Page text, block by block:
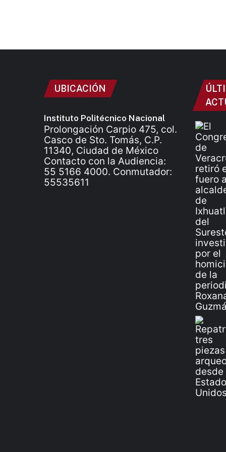
UBICACIÓN
Instituto Politécnico Nacional
Prolongación Carpio 475, col.
Casco de Sto. Tomás, C.P.
11340, Ciudad de México
Contacto con la Audiencia:
55 5166 4000. Conmutador:
55535611